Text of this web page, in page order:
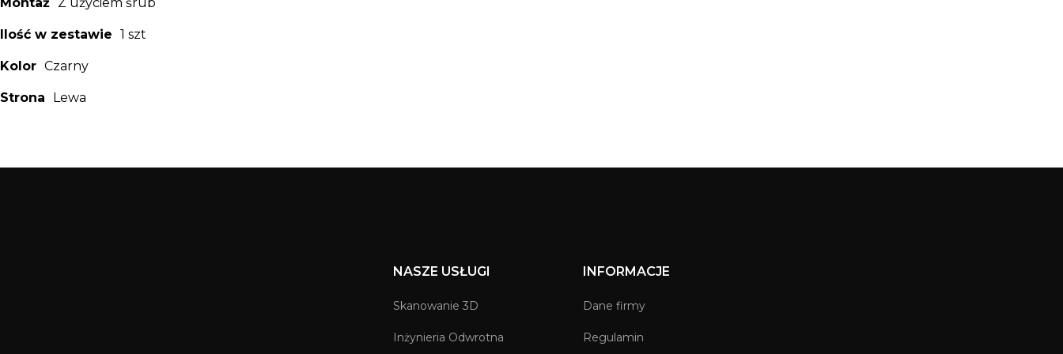
Ilość w zestawie 1 szt
Kolor Czarny
Strona Lewa
NASZE USŁUGI
Skanowanie 3D
Inżynieria Odwrotna
INFORMACJE
Dane firmy
Regulamin